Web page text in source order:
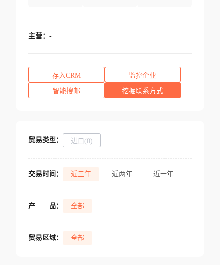
主营： -
存入CRM 监控企业
智能搜邮 挖掘联系方式
贸易类型： 进口(0)
交易时间： 近三年 近两年 近一年
产 品： 全部
贸易区域： 全部